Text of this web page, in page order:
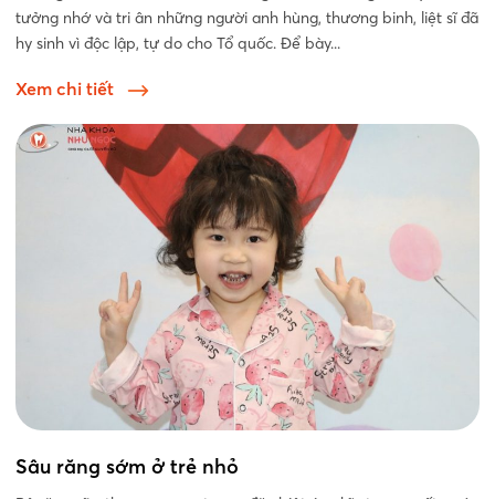
tưởng nhớ và tri ân những người anh hùng, thương binh, liệt sĩ đã
hy sinh vì độc lập, tự do cho Tổ quốc. Để bày...
Xem chi tiết
Sâu răng sớm ở trẻ nhỏ